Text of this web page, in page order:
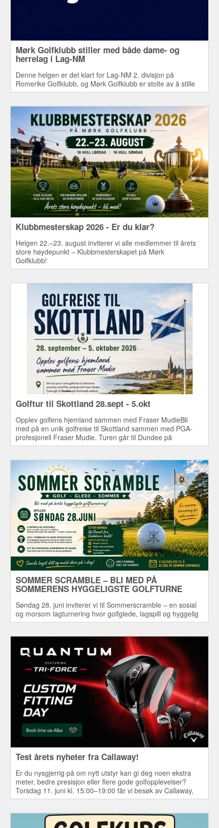
Mørk Golfklubb stiller med både dame- og
herrelag i Lag-NM
Denne helgen er det klart for Lag-NM 2. divisjon på
Romerike Golfklubb, og Mørk Golfklubb er stolte av å stille
med både dame- og herrelag i årets mesterskap.
Klubbmesterskap 2026 - Er du klar?
Helgen 22.–23. august inviterer vi alle medlemmer til årets
store høydepunkt – Klubbmesterskapet på Mørk
Golfklubb!
Golftur til Skottland 28.sept - 5.okt
Opplev golfens hjemland sammen med Fraser MudieBli
med på en unik golfreise til Skottland sammen med PGA-
profesjonell Fraser Mudie. Turen går til Dundee på
Skottlands østkyst, Frasers hjemby, som ligger sentralt
golfbaner.
SOMMER SCRAMBLE – BLI MED PÅ
SOMMERENS HYGGELIGSTE GOLFTURNE
Søndag 28. juni inviterer vi til Sommerscramble – en sosial
og morsom lagturnering hvor golfglede, lagspill og hyggelig
samvær står i fokus.
Test årets nyheter fra Callaway!
Er du nysgjerrig på om nytt utstyr kan gi deg noen ekstra
meter, bedre presisjon eller flere gode golfopplevelser?
Torsdag 11. juni kl. 15:00–19:00 får vi besøk av Callaway,
som tar med seg hele årets sortiment av drivere,
Golfklubb.